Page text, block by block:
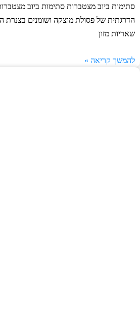
סתימות ביוב מצטברות סתימות ביוב
הדרגתית של פסולת מוצקה ושומנים בצנרת
שאריות מזון
להמשך קריאה »